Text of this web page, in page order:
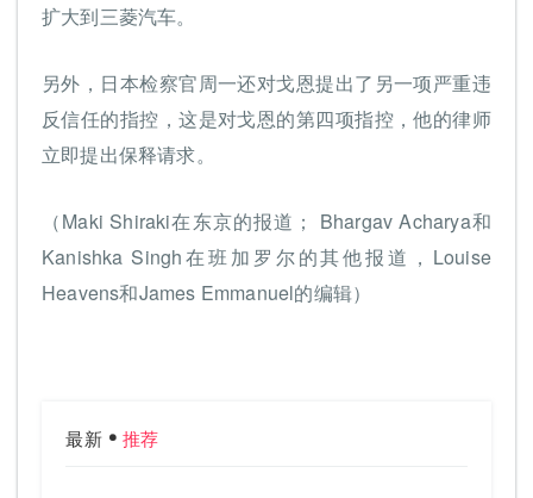
扩大到三菱汽车。
另外，日本检察官周一还对戈恩提出了另一项严重违
反信任的指控，这是对戈恩的第四项指控，他的律师
立即提出保释请求。
（Maki Shiraki在东京的报道； Bhargav Acharya和
Kanishka Singh在班加罗尔的其他报道，Louise
Heavens和James Emmanuel的编辑）
最新 推荐